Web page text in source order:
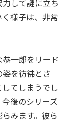
して謎に立ち
様子は、非常
一郎をリード
を彷彿とさ
てしまうでし
後のシリーズ
みます。彼ら